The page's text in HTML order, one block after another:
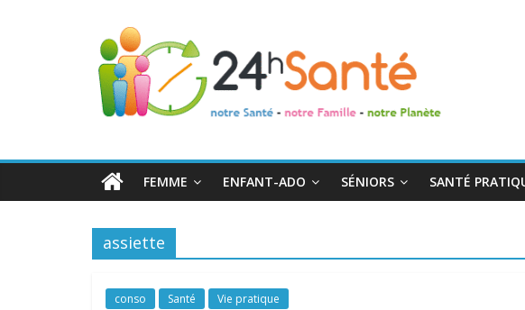
24h
Santé
toute
famille
FEMME ENFANT-ADO SÉNIORS SANTÉ
assiette
conso Santé Vie pratique